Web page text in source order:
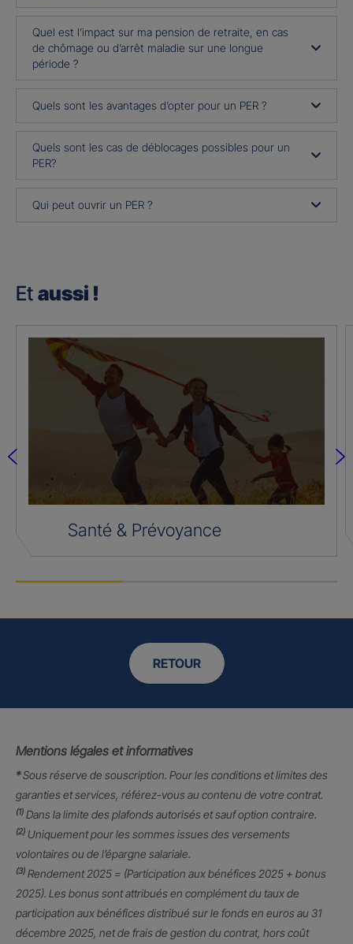
Quel est l’impact sur ma pension de retraite, en cas
de chômage ou d’arrêt maladie sur une longue
période ?
Quels sont les avantages d’opter pour un PER ?
Quels sont les cas de déblocages possibles pour un
PER?
Qui peut ouvrir un PER ?
Et aussi !
Santé & Prévoyance
RETOUR
Mentions légales et informatives
*Sous réserve de souscription. Pour les conditions et limites des
garanties et services, référez-vous au contenu de votre contrat.
(1) Dans la limite des plafonds autorisés et sauf option contraire.
(2) Uniquement pour les sommes issues des versements
volontaires ou de l’épargne salariale.
(3) Rendement 2025 = (Participation aux bénéfices 2025 + bonus
2025). Les bonus sont attribués en complément du taux de
participation aux bénéfices distribué sur le fonds en euros au 31
décembre 2025, net de frais de gestion du contrat, hors coût